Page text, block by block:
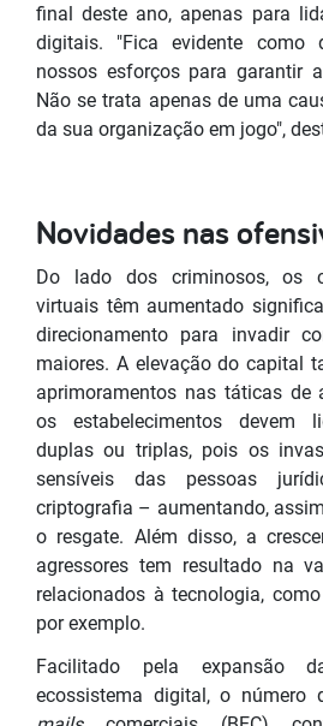
final deste ano, apenas para
digitais. "Fica evidente como
nossos esforços para garantir
Não se trata apenas de uma
da sua organização em jogo",
Novidades nas
Do lado dos criminosos, os
virtuais têm aumentado
direcionamento para invadir
maiores. A elevação do capital
aprimoramentos nas táticas de
os estabelecimentos devem
duplas ou triplas, pois os
sensíveis das pessoas
criptografia – aumentando,
o resgate. Além disso, a
agressores tem resultado na
relacionados à tecnologia,
por exemplo.
Facilitado pela expansão
ecossistema digital, o número